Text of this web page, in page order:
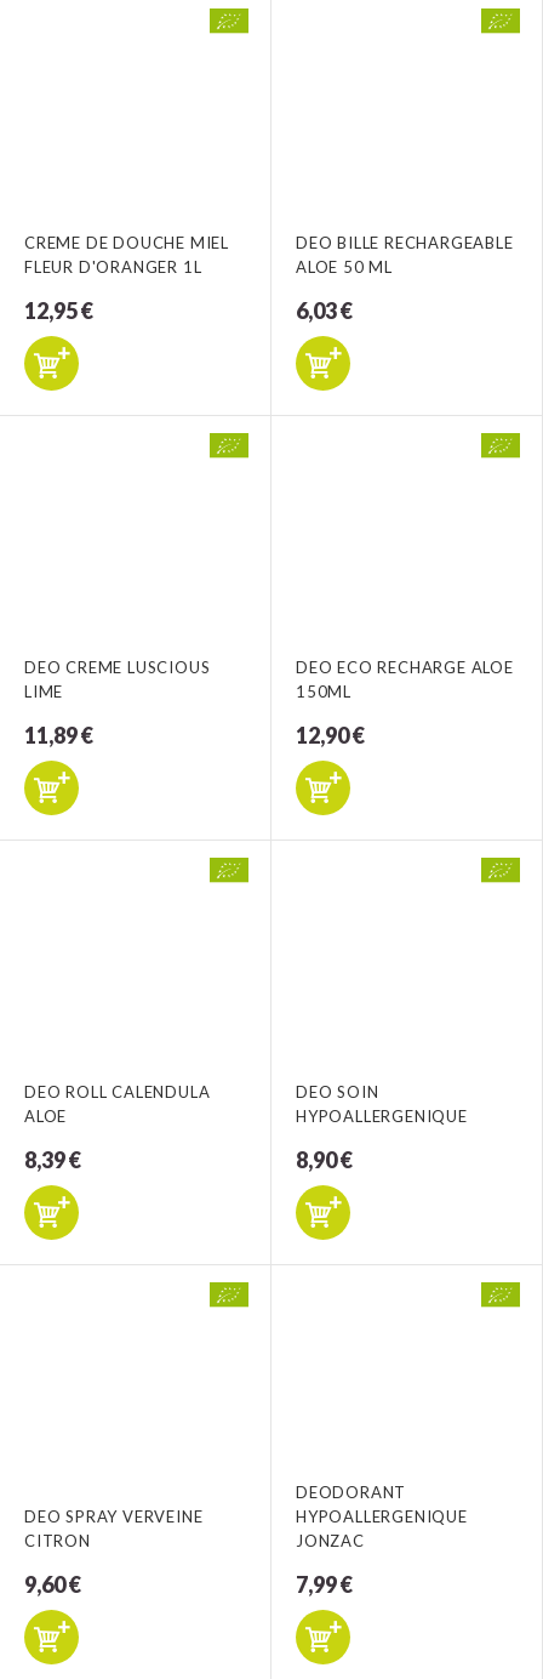
CREME DE DOUCHE MIEL
FLEUR D'ORANGER 1L
12,95 €
DEO BILLE RECHARGEABLE
ALOE 50 ML
6,03 €
DEO CREME LUSCIOUS
LIME
11,89 €
DEO ECO RECHARGE ALOE
150ML
12,90 €
DEO ROLL CALENDULA
ALOE
8,39 €
DEO SOIN
HYPOALLERGENIQUE
8,90 €
DEO SPRAY VERVEINE
CITRON
9,60 €
DEODORANT
HYPOALLERGENIQUE
JONZAC
7,99 €